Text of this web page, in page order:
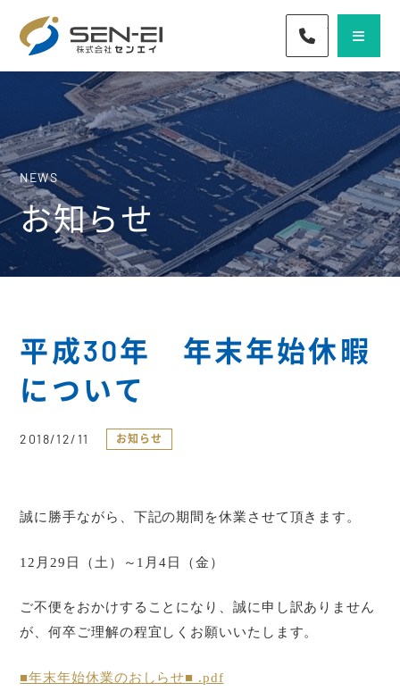
072-436-
NEWS
お知らせ
平成30年 年末年始休暇
について
2018/12/11 お知らせ
誠に勝手ながら、下記の期間を休業させて頂きます。
12 月 29 日（土）～ 1 月4日（金）
ご不便をおかけすることになり、誠に申し訳ありません
が、何卒ご理解の程宜しくお願いいたします。
■年末年始休業のおしらせ■ .pdf